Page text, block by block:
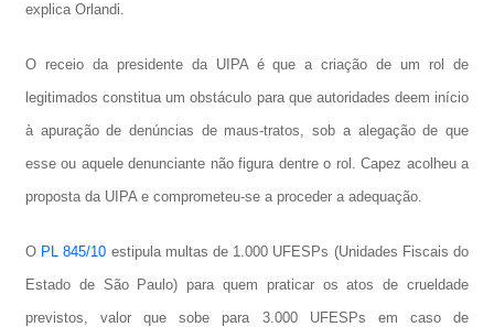
explica Orlandi.
O receio da presidente da UIPA é que a criação de um rol de
legitimados constitua um obstáculo para que autoridades deem início
à apuração de denúncias de maus-tratos, sob a alegação de que
esse ou aquele denunciante não figura dentre o rol. Capez acolheu a
proposta da UIPA e comprometeu-se a proceder a adequação.
O PL 845/10 estipula multas de 1.000 UFESPs (Unidades Fiscais do
Estado de São Paulo) para quem praticar os atos de crueldade
previstos, valor que sobe para 3.000 UFESPs em caso de